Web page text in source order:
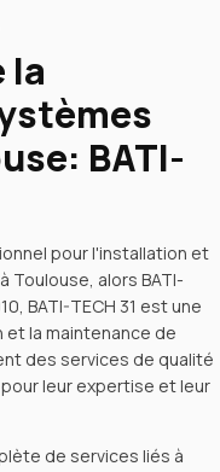
la
BATI-
pour l'installation et
Toulouse, alors BATI-
BATI-TECH 31 est une
la maintenance de
des services de qualité
leur expertise et leur
de services liés à